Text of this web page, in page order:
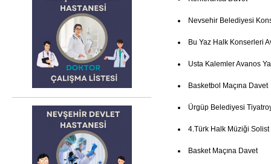
Nevsehir Belediyesi
Bu Yaz Halk Konserleri
Usta Kalemler Avanos
Basketbol Maçına Davet
Ürgüp Belediyesi
4.Türk Halk Müziği Solist
Basket Maçına Davet